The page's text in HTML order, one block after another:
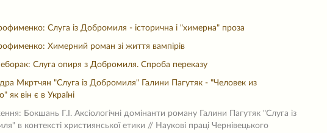
Слуга із Добромиля - історична і "химерна" проза
Химерний роман зі життя вампірів
Слуга опиря з Добромиля. Спроба переказу
Мкртчян "Слуга із Добромиля" Галини Пагутяк - "Человек из
як він є в Україні
Бокшань Г.І. Аксіологічні домінанти роману Галини Пагутяк "Слуга із
в контексті християнської етики // Наукові праці Чернівецького